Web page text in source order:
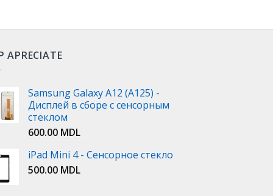
APRECIATE
Samsung Galaxy A12 (A125) -
Дисплей в сборе с сенсорным
стеклом
600.00 MDL
iPad Mini 4 - Сенсорное стекло
500.00 MDL